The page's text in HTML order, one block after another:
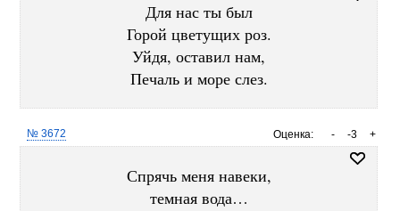
Для нас ты был
Горой цветущих роз.
Уйдя, оставил нам,
Печаль и море слез.
Оценка: +
-3
-
№ 3672
Спрячь меня навеки,
темная вода…